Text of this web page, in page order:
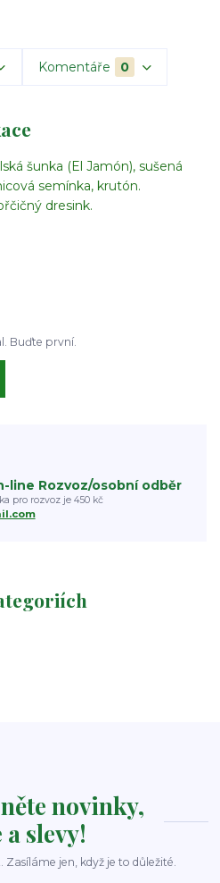
Komentáře 0
šunka (El Jamón), sušená
semínka, krutón.
dresink.
Buďte první.
line Rozvoz/osobní odběr
pro rozvoz je 450 kč
novinky,
a slevy!
Zasíláme jen, když je to důležité.